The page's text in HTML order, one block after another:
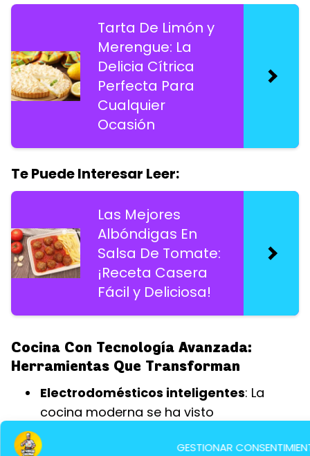
GESTIONAR
Tarta De Limón y
Merengue: La
Delicia Cítrica
Perfecta Para
Cualquier
Ocasión
Te Puede Interesar Leer:
Las Mejores
Albóndigas En
Salsa De Tomate:
¡Receta Casera
Fácil y Deliciosa!
Cocina Con Tecnología Avanzada:
Herramientas Que Transforman
Electrodomésticos inteligentes: La
cocina moderna se ha visto
electrodomésticos inteligentes. Hornos